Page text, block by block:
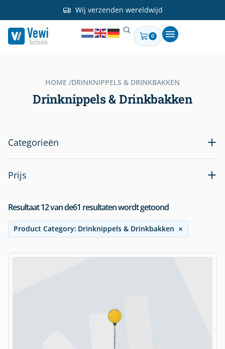
Wij verzenden wereldwijd
0
HOME /DRINKNIPPELS & DRINKBAKKEN
Drinknippels & Drinkbakken
Categorieën
Prijs
Resultaat12van de61 resultaten wordt getoond
Product Category: Drinknippels & Drinkbakken ×